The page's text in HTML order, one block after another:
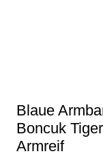
Blaue
Boncuk
Armreif